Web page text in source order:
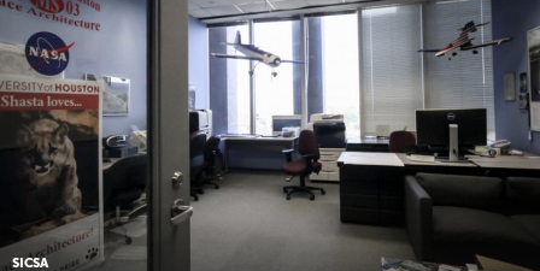
SICSA